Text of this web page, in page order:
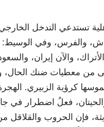
تستدعي التدخل
والفرس، وفي الوسيط:
والآن إيران،
من معطيات ضنك الحال،
كرؤية الزبيري.
فعلُ اضطرار في
فإن الحروب والقلاقل